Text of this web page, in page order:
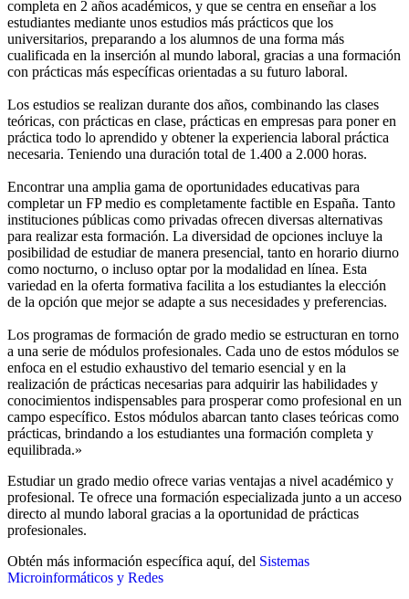
completa en 2 años académicos, y que se centra en enseñar a los
estudiantes mediante unos estudios más prácticos que los
universitarios, preparando a los alumnos de una forma más
cualificada en la inserción al mundo laboral, gracias a una formación
con prácticas más específicas orientadas a su futuro laboral.
Los estudios se realizan durante dos años, combinando las clases
teóricas, con prácticas en clase, prácticas en empresas para poner en
práctica todo lo aprendido y obtener la experiencia laboral práctica
necesaria. Teniendo una duración total de 1.400 a 2.000 horas.
Encontrar una amplia gama de oportunidades educativas para
completar un FP medio es completamente factible en España. Tanto
instituciones públicas como privadas ofrecen diversas alternativas
para realizar esta formación. La diversidad de opciones incluye la
posibilidad de estudiar de manera presencial, tanto en horario diurno
como nocturno, o incluso optar por la modalidad en línea. Esta
variedad en la oferta formativa facilita a los estudiantes la elección
de la opción que mejor se adapte a sus necesidades y preferencias.
Los programas de formación de grado medio se estructuran en torno
a una serie de módulos profesionales. Cada uno de estos módulos se
enfoca en el estudio exhaustivo del temario esencial y en la
realización de prácticas necesarias para adquirir las habilidades y
conocimientos indispensables para prosperar como profesional en un
campo específico. Estos módulos abarcan tanto clases teóricas como
prácticas, brindando a los estudiantes una formación completa y
equilibrada.»
Estudiar un grado medio ofrece varias ventajas a nivel académico y
profesional. Te ofrece una formación especializada junto a un acceso
directo al mundo laboral gracias a la oportunidad de prácticas
profesionales.
Obtén más información específica aquí, del Sistemas
Microinformáticos y Redes